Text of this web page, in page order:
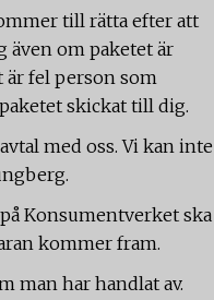
till rätta efter att
även om paketet är
är fel person som
skickat till dig.
med oss. Vi kan inte
Konsumentverket ska
kommer fram.
man har handlat av.